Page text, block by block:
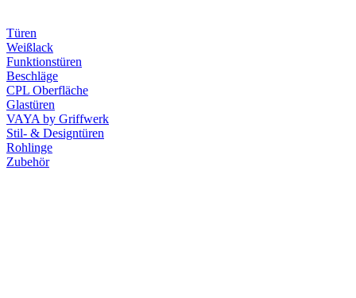
Türen
Weißlack
Funktionstüren
Beschläge
CPL Oberfläche
Glastüren
VAYA by Griffwerk
Stil- & Designtüren
Rohlinge
Zubehör